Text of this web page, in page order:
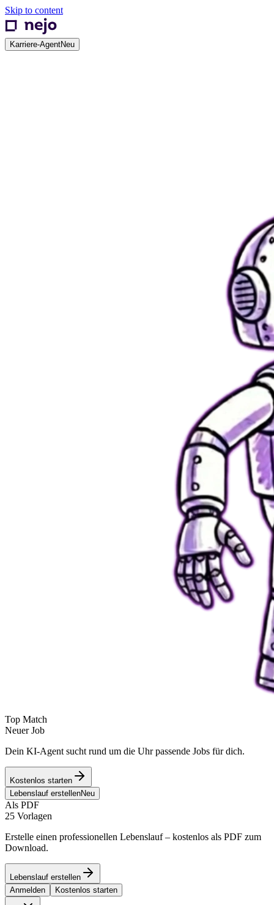
Skip to content
Karriere-AgentNeu
Top Match
Neuer Job
Dein KI-Agent sucht rund um die Uhr passende Jobs für dich.
Kostenlos starten
Lebenslauf erstellenNeu
Als PDF
25 Vorlagen
Erstelle einen professionellen Lebenslauf – kostenlos als PDF zum
Download.
Lebenslauf erstellen
Anmelden
Kostenlos starten